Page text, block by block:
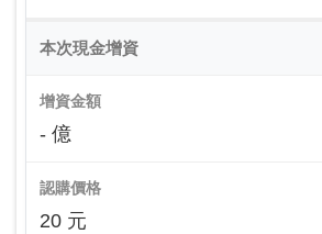
本次現金增資
增資金額
- 億
認購價格
20 元